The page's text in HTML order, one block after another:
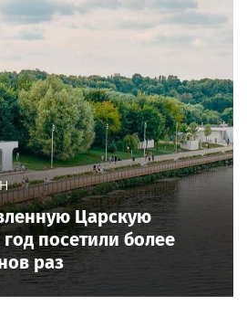
Царскую
посетили более
раз